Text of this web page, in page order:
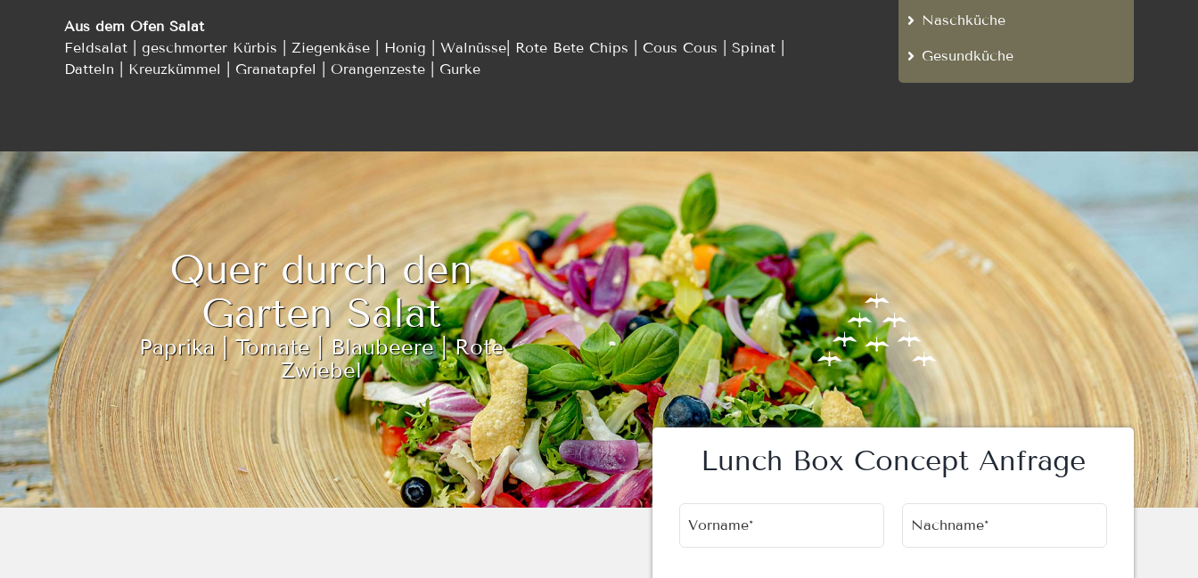
Aus dem Ofen Salat
Feldsalat | geschmorter Kürbis | Ziegenkäse | Honig | Walnüsse| Rote Bete Chips | Cous Cous | Spinat |
Datteln | Kreuzkümmel | Granatapfel | Orangenzeste | Gurke
Naschküche
Gesundküche
Quer durch den
Garten Salat
Paprika | Tomate | Blaubeere | Rote
Zwiebel
Lunch Box Concept Anfrage
Vorname* Nachname*